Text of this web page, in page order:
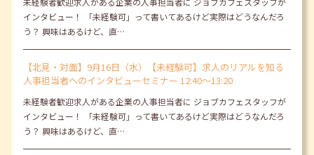
インタビュー！ 「未経験可」って書いてあるけど実際はどうなんだろ
う？ 興味はあるけど、直…
【北見・対面】9月16日（水）【未経験可】求人のリアルを知る
人事担当者へのインタビューセミナー 12:40～13:20
未経験者歓迎求人がある企業の人事担当者に ジョブカフェスタッフが
インタビュー！ 「未経験可」って書いてあるけど実際はどうなんだろ
う？ 興味はあるけど、直…